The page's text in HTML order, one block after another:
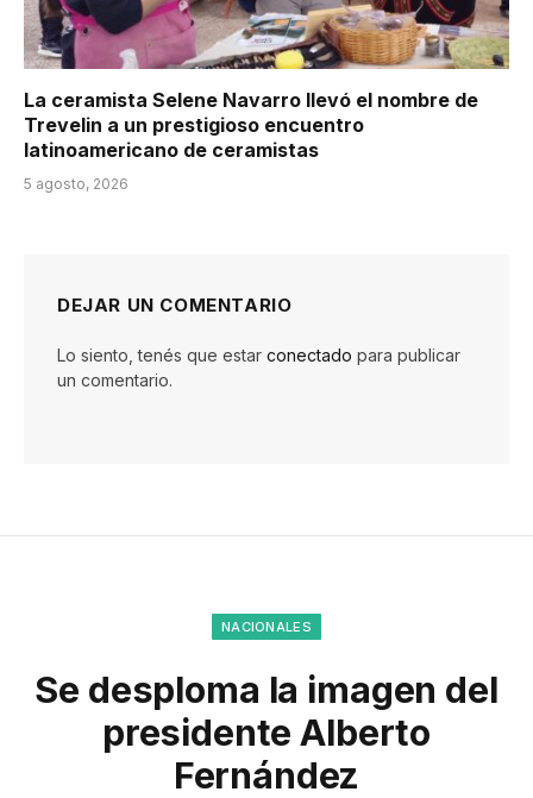
La ceramista Selene Navarro llevó el nombre de
Trevelin a un prestigioso encuentro
latinoamericano de ceramistas
5 agosto, 2026
DEJAR UN COMENTARIO
Lo siento, tenés que estar conectado para publicar
un comentario.
NACIONALES
Se desploma la imagen del
presidente Alberto
Fernández